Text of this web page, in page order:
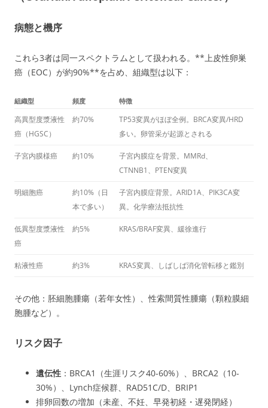
病態と機序
これら3者は同一スペクトラムとして扱われる。**上皮性卵巣
癌（EOC）が約90%**を占め、組織型は以下：
組織型 頻度 特徴
高異型度漿液性
癌（HGSC）
約70%
TP53変異がほぼ全例。BRCA変異/HRD
多い。卵管采が起源とされる
子宮内膜様癌 約10%
子宮内膜症を背景。MMRd、
CTNNB1、PTEN変異
明細胞癌
約10%（日
本で多い）
子宮内膜症背景。ARID1A、PIK3CA変
異。化学療法抵抗性
低異型度漿液性
癌
約5% KRAS/BRAF変異、緩徐進行
粘液性癌 約3% KRAS変異、しばしば消化管転移と鑑別
その他：胚細胞腫瘍（若年女性）、性索間質性腫瘍（顆粒膜細
胞腫など）。
リスク因子
遺伝性 ：BRCA1（生涯リスク40-60%）、BRCA2（10-
30%）、Lynch症候群、RAD51C/D、BRIP1
排卵回数の増加（未産、不妊、早発初経・遅発閉経）